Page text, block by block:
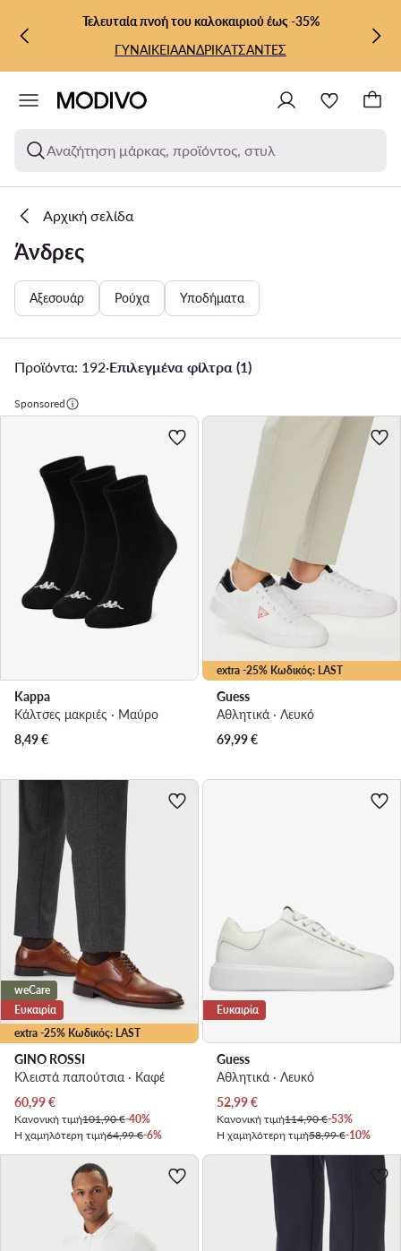
ΜΕΤΆΒΑΣΗ ΣΤΟ ΚΎΡΙΟ ΠΕΡΙΕΧΌΜΕΝΟ
ΜΕΤΆΒΑΣΗ ΣΤΗΝ ΑΝΑΖΉΤΗΣΗ
Τελευταία πνοή του καλοκαιριού έως -35%
ΓΥΝΑΙΚΕΙΑΑΝΔΡΙΚΑΤΣΑΝΤΕΣ
Αναζήτηση μάρκας, προϊόντος, στυλ
Αρχική σελίδα
Άνδρες
Αξεσουάρ Ρούχα Υποδήματα
Προϊόντα: 192·Επιλεγμένα φίλτρα (1)
Sponsored
Kappa
Κάλτσες μακριές · Μαύρο
8,49€
extra -25% Κωδικός: LAST
Guess
Αθλητικά · Λευκό
69,99€
extra -25% Κωδικός: LAST
weCare
Ευκαιρία
GINO ROSSI
Κλειστά παπούτσια · Καφέ
Τρέχουσα τιμή
60,99€
Κανονική τιμή101,90 €-40%
Η χαμηλότερη τιμή64,99 €-6%
Ευκαιρία
Guess
Αθλητικά · Λευκό
Τρέχουσα τιμή
52,99€
Κανονική τιμή114,90 €-53%
Η χαμηλότερη τιμή58,99 €-10%